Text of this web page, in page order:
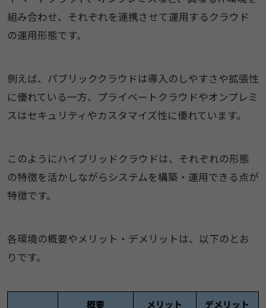
組み合わせ、それぞれを連携させて運用するクラウド
の運用形態です。
例えば、パブリッククラウドは導入のしやすさや拡張性
に優れている一方、プライベートクラウドやオンプレミ
スはセキュリティやカスタマイズ性に優れています。
このようにハイブリッドクラウドは、それぞれの形態
の特徴を活かしながらシステムを構築・運用できる点が
特徴です。
各環境の概要やメリット・デメリットは、以下のとお
りです。
概要 メリット デメリット